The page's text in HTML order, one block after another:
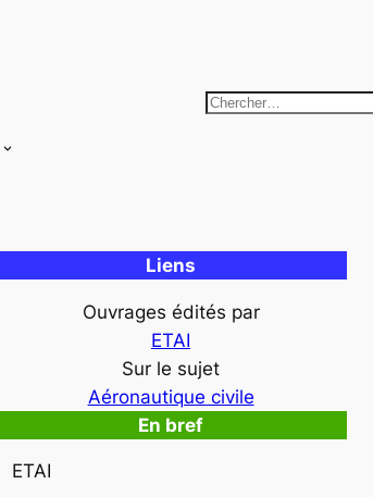
R
r
c
Liens
Ouvrages édités par
ETAI
Sur le sujet
Aéronautique civile
En bref
ETAI